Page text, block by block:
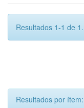
Resultados 1-1 de 1.
Resultados por ítem: